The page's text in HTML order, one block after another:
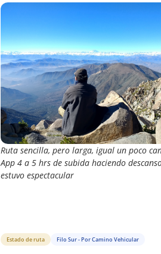
Ruta sencilla, pero larga, igual un poco
App 4 a 5 hrs de subida haciendo
estuvo espectacular
Estado de ruta Filo Sur - Por Camino Vehicular